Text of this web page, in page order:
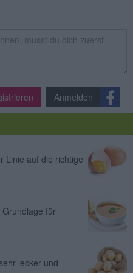
Anmelden
Linie auf die richtige
für
lecker und